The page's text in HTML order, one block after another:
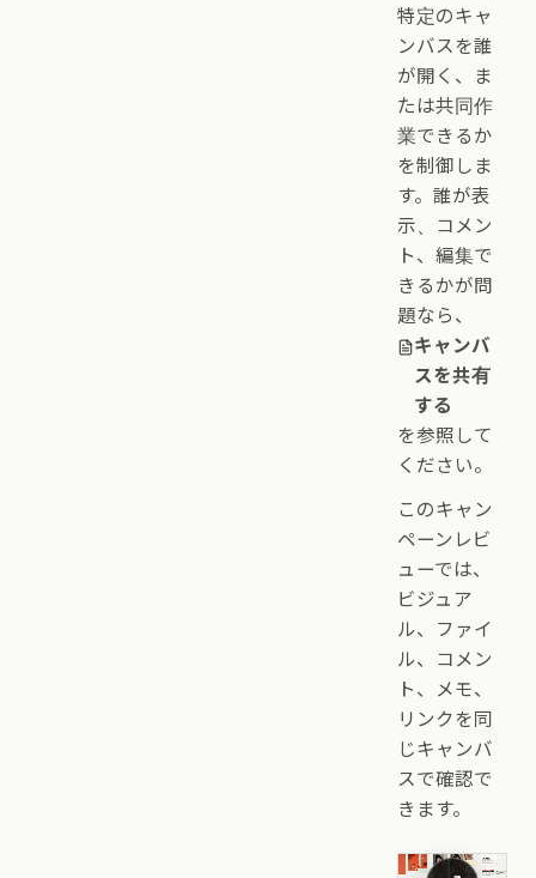
特定のキャ
ンバスを誰
が開く、ま
たは共同作
業できるか
を制御しま
す。誰が表
示、コメン
ト、編集で
きるかが問
題なら、
キャンバ
スを共有
する
を参照して
ください。
このキャン
ペーンレビ
ューでは、
ビジュア
ル、ファイ
ル、コメン
ト、メモ、
リンクを同
じキャンバ
スで確認で
きます。